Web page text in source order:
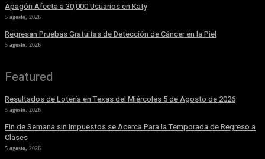
Apagón Afecta a 30,000 Usuarios en Katy
5 agosto, 2026
Regresan Pruebas Gratuitas de Detección de Cáncer en la Piel
5 agosto, 2026
Featured
Resultados de Lotería en Texas del Miércoles 5 de Agosto de 2026
5 agosto, 2026
Fin de Semana sin Impuestos se Acerca Para la Temporada de Regreso a
Clases
5 agosto, 2026